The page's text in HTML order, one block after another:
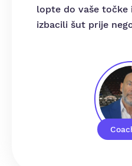
lopte do vaše točke
izbacili šut prije